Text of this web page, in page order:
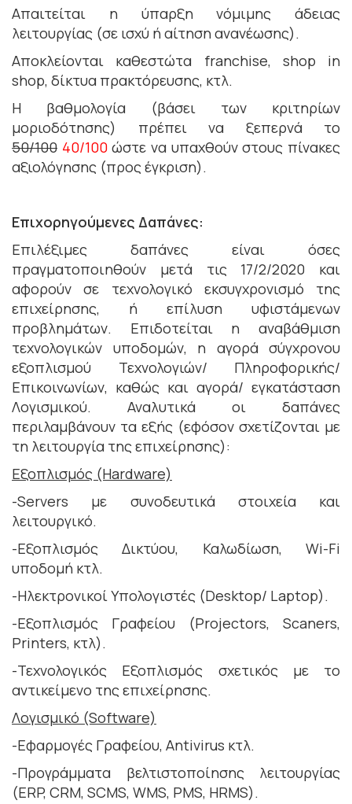
Απαιτείται η ύπαρξη νόμιμης άδειας
λειτουργίας (σε ισχύ ή αίτηση ανανέωσης).
Αποκλείονται καθεστώτα franchise, shop in
shop, δίκτυα πρακτόρευσης, κτλ.
Η βαθμολογία (βάσει των κριτηρίων
μοριοδότησης) πρέπει να ξεπερνά το
50/100 40/100ώστε να υπαχθούν στους πίνακες
αξιολόγησης (προς έγκριση).
Επιχορηγούμενες Δαπάνες:
Επιλέξιμες δαπάνες είναι όσες
πραγματοποιηθούν μετά τις 17/2/2020 και
αφορούν σε τεχνολογικό εκσυγχρονισμό της
επιχείρησης, ή επίλυση υφιστάμενων
προβλημάτων. Επιδοτείται η αναβάθμιση
τεχνολογικών υποδομών, η αγορά σύγχρονου
εξοπλισμού Τεχνολογιών/ Πληροφορικής/
Επικοινωνίων, καθώς και αγορά/ εγκατάσταση
Λογισμικού. Αναλυτικά οι δαπάνες
περιλαμβάνουν τα εξής (εφόσον σχετίζονται με
τη λειτουργία της επιχείρησης):
Εξοπλισμός (Hardware)
-Servers με συνοδευτικά στοιχεία και
λειτουργικό.
-Εξοπλισμός Δικτύου, Καλωδίωση, Wi-Fi
υποδομή κτλ.
-Ηλεκτρονικοί Υπολογιστές (Desktop/ Laptop).
-Εξοπλισμός Γραφείου (Projectors, Scaners,
Printers, κτλ).
-Τεχνολογικός Εξοπλισμός σχετικός με το
αντικείμενο της επιχείρησης.
Λογισμικό (Software)
-Εφαρμογές Γραφείου, Antivirus κτλ.
-Προγράμματα βελτιστοποίησης λειτουργίας
(ERP, CRM, SCMS, WMS, PMS, HRMS).